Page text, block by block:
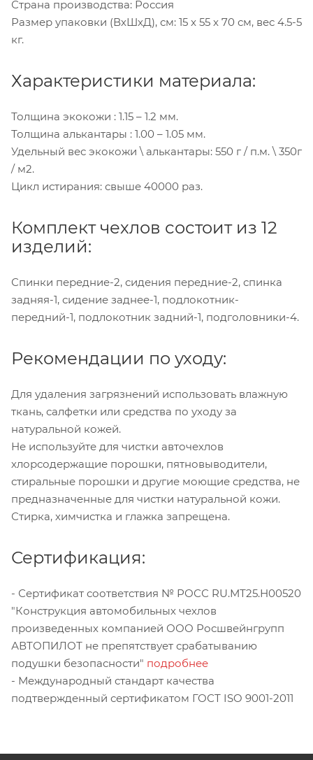
Страна производства: Россия
Размер упаковки (ВхШхД), см: 15 x 55 x 70 см, вес 4.5-5
кг.
Характеристики материала:
Толщина экокожи : 1.15 – 1.2 мм.
Толщина алькантары : 1.00 – 1.05 мм.
Удельный вес экокожи \ алькантары: 550 г / п.м. \ 350г
/ м2.
Цикл истирания: свыше 40000 раз.
Комплект чехлов состоит из 12
изделий:
Спинки передние-2, сидения передние-2, спинка
задняя-1, сидение заднее-1, подлокотник-
передний-1, подлокотник задний-1, подголовники-4.
Рекомендации по уходу:
Для удаления загрязнений использовать влажную
ткань, салфетки или средства по уходу за
натуральной кожей.
Не используйте для чистки авточехлов
хлорсодержащие порошки, пятновыводители,
стиральные порошки и другие моющие средства, не
предназначенные для чистки натуральной кожи.
Стирка, химчистка и глажка запрещена.
Сертификация:
- Сертификат соответствия № РОСС RU.МТ25.Н00520
"Конструкция автомобильных чехлов
произведенных компанией ООО Росшвейнгрупп
АВТОПИЛОТ не препятствует срабатыванию
подушки безопасности" подробнее
- Международный стандарт качества
подтвержденный сертификатом ГОСТ ISO 9001-2011